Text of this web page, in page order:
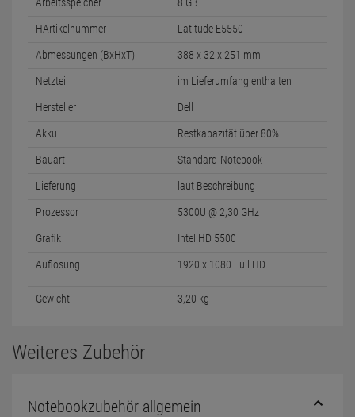
HArtikelnummer Latitude E5550
Abmessungen (BxHxT) 388 x 32 x 251 mm
Netzteil im Lieferumfang enthalten
Hersteller Dell
Akku Restkapazität über 80%
Bauart Standard-Notebook
Lieferung laut Beschreibung
Prozessor 5300U @ 2,30 GHz
Grafik Intel HD 5500
Auflösung 1920 x 1080 Full HD
Gewicht 3,20 kg
Weiteres Zubehör
Notebookzubehör allgemein